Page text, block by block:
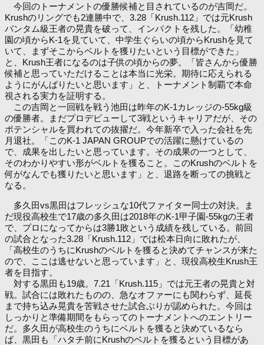
今回のトーナメントの優勝候補と目されているのが吉岡だ。
Krushのリングでも2連勝中で、3.28「Krush.112」では元Krush
バンタム級王者の晃貴を破って、インパクトを残した。「幼稚
園の頃からK-1を見ていて、中学生ぐらいの頃からKrushを見て
いて、まずそこからベルトを獲りたいという目標ができた」
と、Krush王者になるのは子供の頃からの夢。「皆さんから優勝
候補と思っていただけることは本当に光栄。期待に応えられる
ようにがんばりたいと思います」と、トーナメント制覇で本命
視される実力を証明する。
この吉岡と一回戦を戦う池田は昨年のK-1カレッジの-55kg級
の優勝者。まだプロデビューして3戦というキャリアだが、その
ポテンシャルを買われての抜擢だ。今年新卒で入った会社を先
月退社。「このK-1 JAPAN GROUPでの活躍に懸けているの
で、成果を出したいと思っています。その成果の一つとして、
そのわかりやすい形がベルトを獲ること。このKrushのベルトを
何がなんでも獲りたいと思います」と、退路を断っての挑戦と
なる。
多久田vs黒田はフレッシュな10代ファイター同士の対決。ま
だ現役高校生で17歳の多久田は2018年のK-1甲子園-55kgの王者
で、プロになってからは3勝1敗という成績を残している。前回
の試合となった3.28「Krush.112」では松本日向に敗れたが、
「高校生のうちにKrushのベルトを獲ると決めてチャンスが来た
ので、ここは逃せないと思っています」と、現役高校生Krush王
者を目指す。
対する黒田も19歳。7.21「Krush.115」では元王者の晃貴と対
戦。試合には敗れたものの、急なオファーにも関わらず、延長
まで持ち込み晃貴を苦戦させた試合ぶりが認められた。今回は
しっかりと準備期間をもらってのトーナメントへのエントリー
だ。多久田が高校生のうちにベルトを獲ると決めているなら
ば、黒田も「ハタチ前にKrushのベルトを獲るという目標があ